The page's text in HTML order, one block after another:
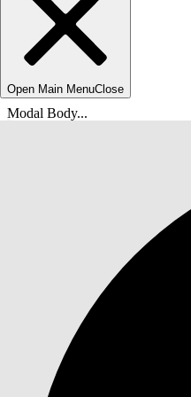
Open Main MenuClose
Modal Body...
Вы находитесь здесь: